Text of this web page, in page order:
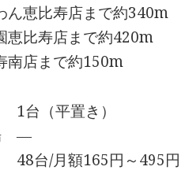
ん恵比寿店まで約340m
恵比寿店まで約420m
南店まで約150m
（平置き）
―
台/月額165円～495円